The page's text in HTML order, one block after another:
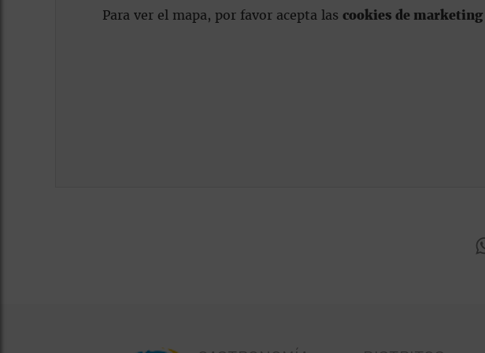
Para ver el mapa, por favor acepta lascookies de marketing